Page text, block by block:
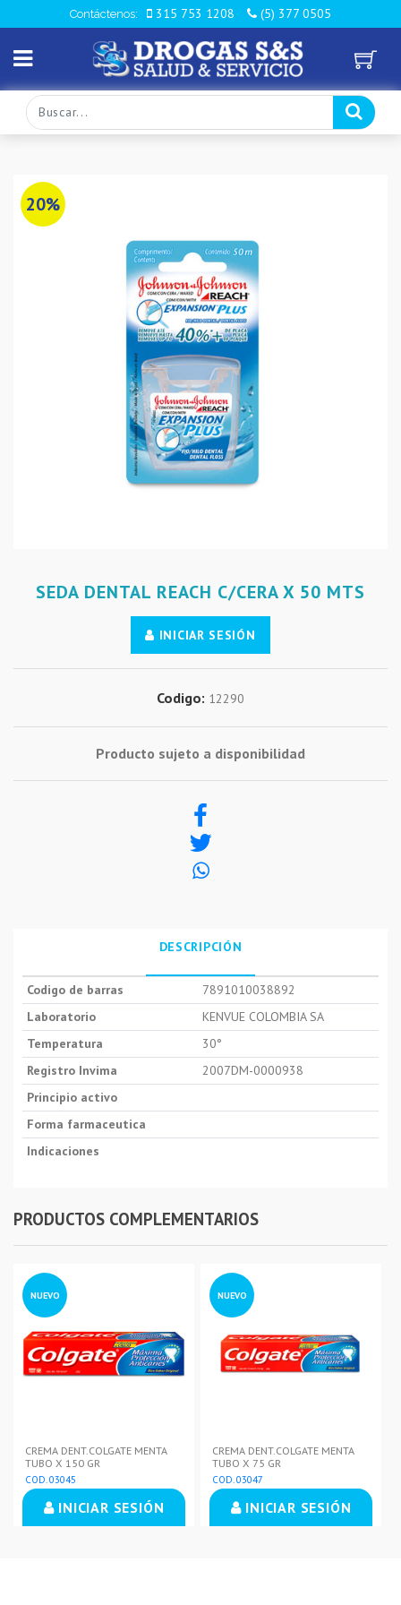
Contáctenos: 315 753 1208 (5) 377 0505
20%
SEDA DENTAL REACH C/CERA X 50 MTS
INICIAR SESIÓN
Codigo: 12290
Producto sujeto a disponibilidad
DESCRIPCIÓN
Codigo de barras
7891010038892
Laboratorio
KENVUE COLOMBIA SA
Temperatura
30°
Registro Invima
2007DM-0000938
Principio activo
Forma farmaceutica
Indicaciones
PRODUCTOS COMPLEMENTARIOS
NUEVO
CREMA DENT.COLGATE MENTA
TUBO X 150 GR
COD. 03045
INICIAR SESIÓN
NUEVO
CREMA DENT.COLGATE MENTA
TUBO X 75 GR
COD. 03047
INICIAR SESIÓN